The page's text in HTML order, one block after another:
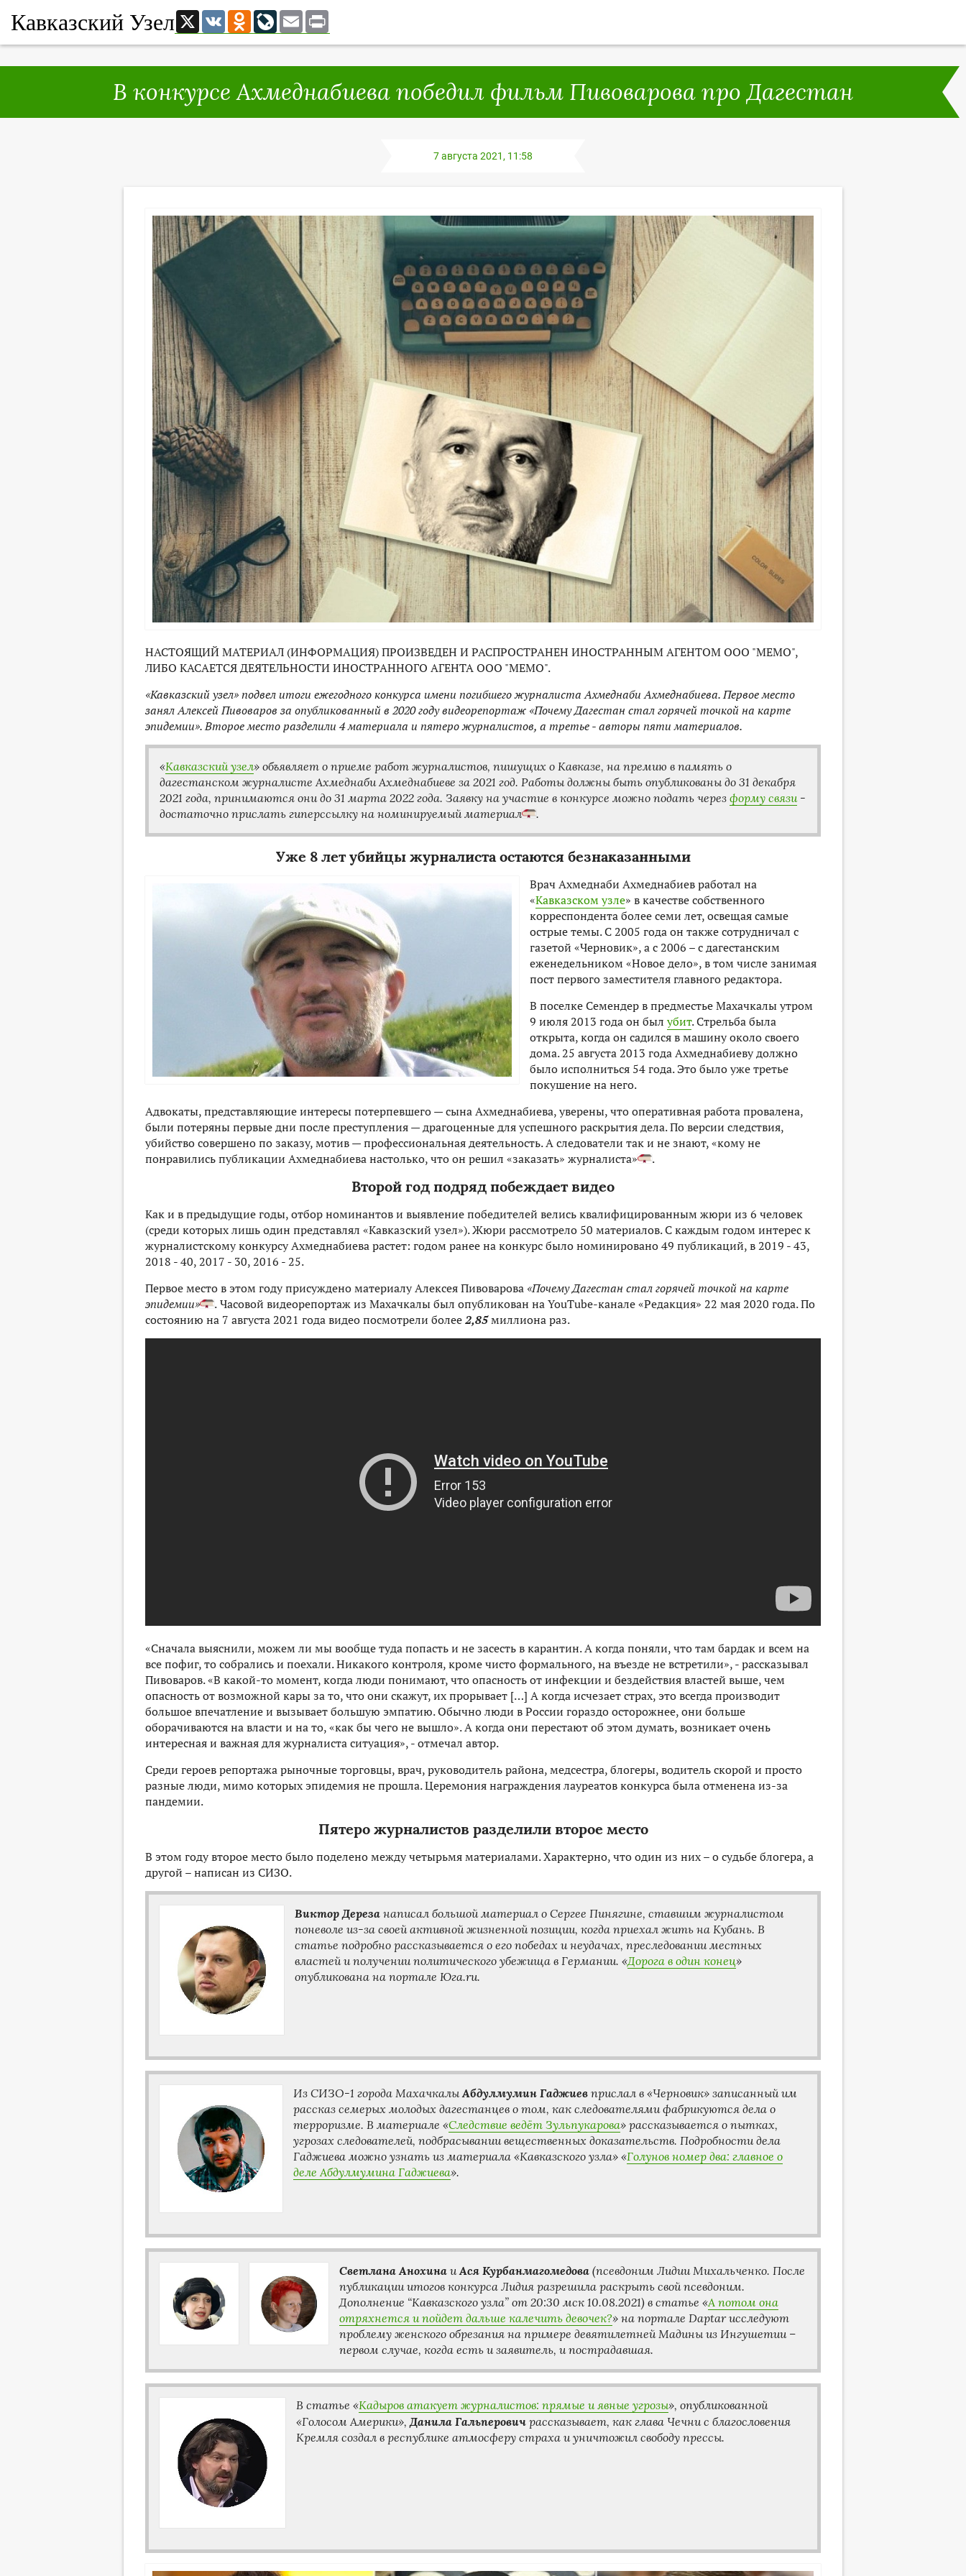
Кавказский Узел X VK Odnoklassniki
LiveJournal
Email
В конкурсе Ахмеднабиева победил фильм Пивоварова про Дагестан
7 августа 2021, 11:58
НАСТОЯЩИЙ МАТЕРИАЛ (ИНФОРМАЦИЯ) ПРОИЗВЕДЕН И РАСПРОСТРАНЕН ИНОСТРАННЫМ АГЕНТОМ ООО "МЕМО",
ЛИБО КАСАЕТСЯ ДЕЯТЕЛЬНОСТИ ИНОСТРАННОГО АГЕНТА ООО "МЕМО".
«Кавказский узел» подвел итоги ежегодного конкурса имени погибшего журналиста Ахмеднаби Ахмеднабиева. Первое место
занял Алексей Пивоваров за опубликованный в 2020 году видеорепортаж «Почему Дагестан стал горячей точкой на карте
эпидемии». Второе место разделили 4 материала и пятеро журналистов, а третье - авторы пяти материалов.
«Кавказский узел» объявляет о приеме работ журналистов, пишущих о Кавказе, на премию в память о
дагестанском журналисте Ахмеднаби Ахмеднабиеве за 2021 год. Работы должны быть опубликованы до 31 декабря
2021 года, принимаются они до 31 марта 2022 года. Заявку на участие в конкурсе можно подать через форму связи-
достаточно прислать гиперссылку на номинируемый материал
.
Уже 8 лет убийцы журналиста остаются безнаказанными
Врач Ахмеднаби Ахмеднабиев работал на
«Кавказском узле» в качестве собственного
корреспондента более семи лет, освещая самые
острые темы. С 2005 года он также сотрудничал с
газетой «Черновик», а с 2006 – с дагестанским
еженедельником «Новое дело», в том числе занимая
пост первого заместителя главного редактора.
В поселке Семендер в предместье Махачкалы утром
9 июля 2013 года он был убит. Стрельба была
открыта, когда он садился в машину около своего
дома. 25 августа 2013 года Ахмеднабиеву должно
было исполниться 54 года. Это было уже третье
покушение на него.
Адвокаты, представляющие интересы потерпевшего — сына Ахмеднабиева, уверены, что оперативная работа провалена,
были потеряны первые дни после преступления — драгоценные для успешного раскрытия дела. По версии следствия,
убийство совершено по заказу, мотив — профессиональная деятельность. А следователи так и не знают, «кому не
понравились публикации Ахмеднабиева настолько, что он решил «заказать» журналиста»
.
Второй год подряд побеждает видео
Как и в предыдущие годы, отбор номинантов и выявление победителей велись квалифицированным жюри из 6 человек
(среди которых лишь один представлял «Кавказский узел»). Жюри рассмотрело 50 материалов. С каждым годом интерес к
журналистскому конкурсу Ахмеднабиева растет: годом ранее на конкурс было номинировано 49 публикаций, в 2019 - 43,
2018 - 40, 2017 - 30, 2016 - 25.
Первое место в этом году присуждено материалу Алексея Пивоварова «Почему Дагестан стал горячей точкой на карте
эпидемии»
.Часовой видеорепортаж из Махачкалы был опубликован на YouTube-канале «Редакция» 22 мая 2020 года. По
состоянию на 7 августа 2021 года видео посмотрели более2,85миллиона раз.
«Сначала выяснили, можем ли мы вообще туда попасть и не засесть в карантин. А когда поняли, что там бардак и всем на
все пофиг, то собрались и поехали. Никакого контроля, кроме чисто формального, на въезде не встретили», - рассказывал
Пивоваров. «В какой-то момент, когда люди понимают, что опасность от инфекции и бездействия властей выше, чем
опасность от возможной кары за то, что они скажут, их прорывает […] А когда исчезает страх, это всегда производит
большое впечатление и вызывает большую эмпатию. Обычно люди в России гораздо осторожнее, они больше
оборачиваются на власти и на то, «как бы чего не вышло». А когда они перестают об этом думать, возникает очень
интересная и важная для журналиста ситуация», - отмечал автор.
Среди героев репортажа рыночные торговцы, врач, руководитель района, медсестра, блогеры, водитель скорой и просто
разные люди, мимо которых эпидемия не прошла. Церемония награждения лауреатов конкурса была отменена из-за
пандемии.
Пятеро журналистов разделили второе место
В этом году второе место было поделено между четырьмя материалами. Характерно, что один из них – о судьбе блогера, а
другой – написан из СИЗО.
Виктор Дереза написал большой материал о Сергее Пинягине, ставшим журналистом
поневоле из-за своей активной жизненной позиции, когда приехал жить на Кубань. В
статье подробно рассказывается о его победах и неудачах, преследовании местных
властей и получении политического убежища в Германии. «Дорога в один конец»
опубликована на портале Юга.ru.
Из СИЗО-1 города Махачкалы Абдулмумин Гаджиев прислал в «Черновик» записанный им
рассказ семерых молодых дагестанцев о том, как следователями фабрикуются дела о
терроризме. В материале «Следствие ведёт Зульпукарова» рассказывается о пытках,
угрозах следователей, подбрасывании вещественных доказательств. Подробности дела
Гаджиева можно узнать из материала «Кавказского узла» «Голунов номер два: главное о
деле Абдулмумина Гаджиева».
Светлана Анохина иАся Курбанмагомедова (псевдоним Лидии Михальченко. После
публикации итогов конкурса Лидия разрешила раскрыть свой псевдоним.
Дополнение “Кавказского узла” от 20:30 мск 10.08.2021) в статье «А потом она
отряхнется и пойдет дальше калечить девочек?» на портале Daptar исследуют
проблему женского обрезания на примере девятилетней Мадины из Ингушетии –
первом случае, когда есть и заявитель, и пострадавшая.
В статье «Кадыров атакует журналистов: прямые и явные угрозы», опубликованной
«Голосом Америки»,Данила Гальперович рассказывает, как глава Чечни с благословения
Кремля создал в республике атмосферу страха и уничтожил свободу прессы.